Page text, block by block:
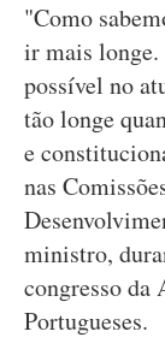
"Como
ir mais longe.
possível no
tão longe
e
nas
ministro,
congresso da
Portugueses.